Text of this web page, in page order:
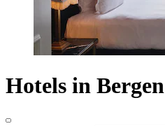
Hotels in Bergen